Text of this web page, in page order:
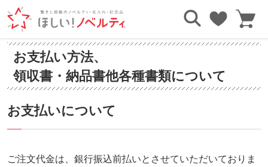
TOP ご利用ガイド お支払いについて
お支払い方法、
領収書・納品書他各種書類について
お支払いについて
ご注文代金は、銀行振込前払いとさせていただいておりま